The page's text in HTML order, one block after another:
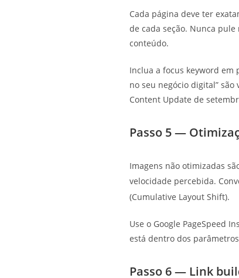
Cada página deve ter
de cada seção. Nunca
conteúdo.
Inclua a focus keyword em
no seu negócio digital”
Content Update de
Passo 5 —
Imagens não otimizadas
velocidade percebida.
(Cumulative Layout Shift).
Use o Google PageSpeed
está dentro dos
Passo 6 — Link